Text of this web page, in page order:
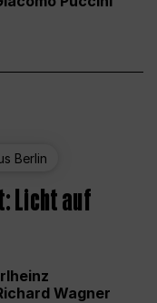
Berlin
Licht auf
Wagner